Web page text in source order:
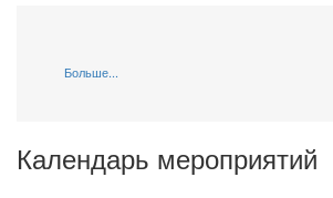
Больше...
Календарь мероприятий